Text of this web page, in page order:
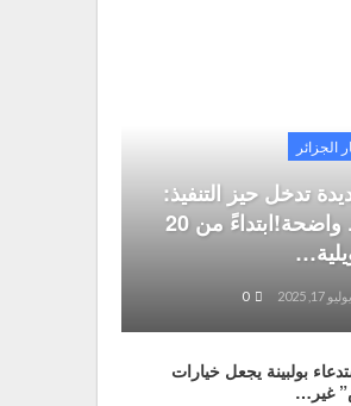
الجزائر
تدخل حيز التنفيذ:
750 يورو بشروط واضحة!ابتداءً من 20
يوليو 17, 2025 0
بولبينة يجعل خيارات
غير…